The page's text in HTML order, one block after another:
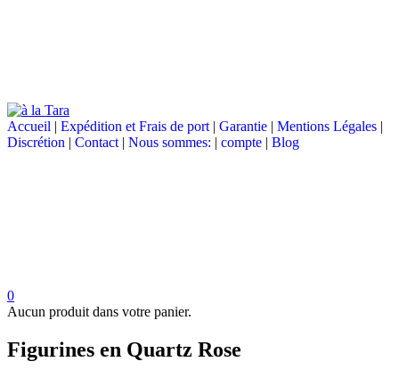
Accueil | Expédition et Frais de port | Garantie | Mentions Légales |
Discrétion | Contact | Nous sommes: | compte | Blog
0
Aucun produit dans votre panier.
Figurines en Quartz Rose